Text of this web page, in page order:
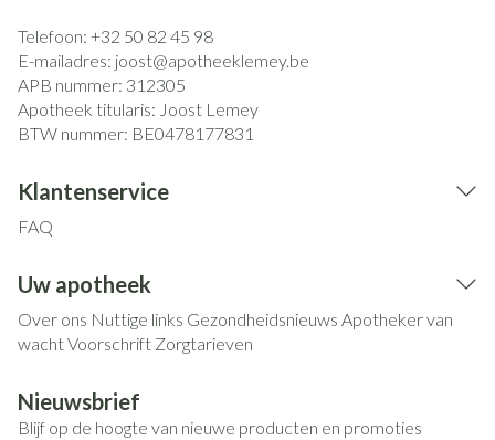
Telefoon: +32 50 82 45 98
E-mailadres: joost@apotheeklemey.be
APB nummer: 312305
Apotheek titularis: Joost Lemey
BTW nummer: BE0478177831
Klantenservice
FAQ
Uw apotheek
Over ons Nuttige links Gezondheidsnieuws Apotheker van
wachtVoorschrift Zorgtarieven
Nieuwsbrief
Blijf op de hoogte van nieuwe producten en promoties